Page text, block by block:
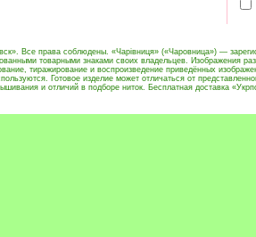
Все права соблюдены. «Чарівниця» («Чаровница») —
товарными знаками своих владельцев. Изображения
тиражирование и воспроизведение приведённых
Готовое изделие может отличаться от
и отличий в подборе ниток. Бесплатная доставка